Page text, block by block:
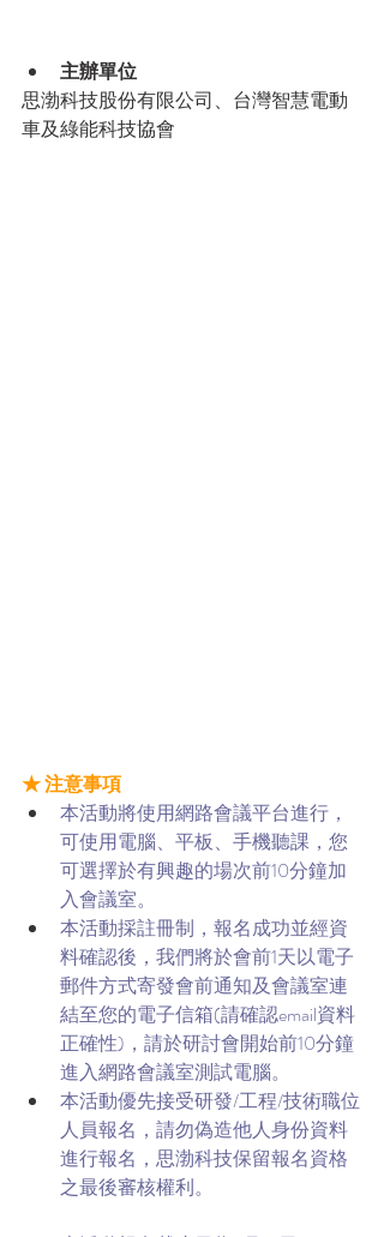
主辦單位
思渤科技股份有限公司、台灣智慧電動
車及綠能科技協會
★ 注意事項
本活動將使用網路會議平台進行，
可使用電腦、平板、手機聽課，您
可選擇於有興趣的場次前10分鐘加
入會議室。
本活動採註冊制，報名成功並經資
料確認後，我們將於會前1天以電子
郵件方式寄發會前通知及會議室連
結至您的電子信箱(請確認email資料
正確性)，請於研討會開始前10分鐘
進入網路會議室測試電腦。
本活動優先接受研發/工程/技術職位
人員報名，請勿偽造他人身份資料
進行報名，思渤科技保留報名資格
之最後審核權利。